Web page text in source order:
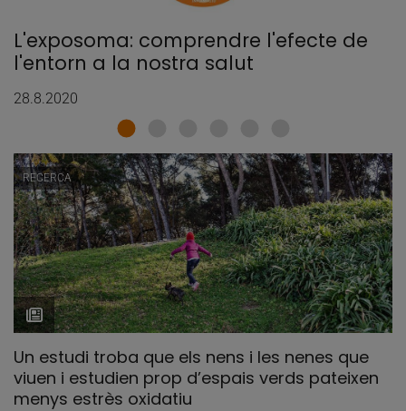
L'exposoma: comprendre l'efecte de
l'entorn a la nostra salut
28.8.2020
RECERCA
Un estudi troba que els nens i les nenes que
viuen i estudien prop d’espais verds pateixen
menys estrès oxidatiu